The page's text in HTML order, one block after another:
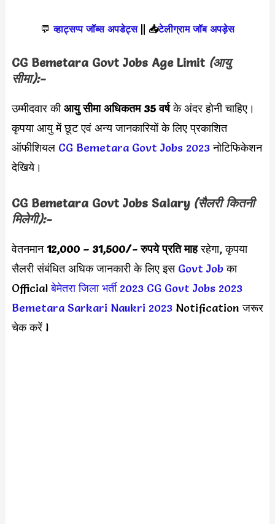
💬 व्हाट्सप्प जॉब्स अपडेट्स|| 📥टेलीग्राम जॉब अपड़ेस
CG Bemetara Govt Jobs Age Limit (आयु
सीमा):-
उम्मीदवार कीआयु सीमा अधिकतम 35 वर्षके अंदर होनी चाहिए।
कृपया आयु में छूट एवं अन्य जानकारियों के लिए प्रकाशित
ऑफीशियल CG Bemetara Govt Jobs 2023नोटिफिकेशन
देखिये।
CG Bemetara Govt Jobs Salary (सैलरी कितनी
मिलेगी):-
वेतनमान12,000 – 31,500/- रुपये प्रति माहरहेगा, कृपया
सैलरी संबंधित अधिक जानकारी के लिए इस Govt Jobका
Officialबेमेतरा जिला भर्ती 2023 CG Govt Jobs 2023
Bemetara Sarkari Naukri 2023Notification जरूर
चेक करें l